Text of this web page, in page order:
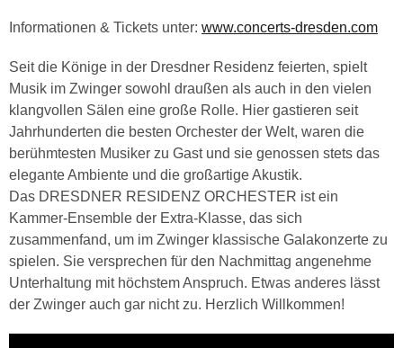
Informationen & Tickets unter: www.concerts-dresden.com
Seit die Könige in der Dresdner Residenz feierten, spielt
Musik im Zwinger sowohl draußen als auch in den vielen
klangvollen Sälen eine große Rolle. Hier gastieren seit
Jahrhunderten die besten Orchester der Welt, waren die
berühmtesten Musiker zu Gast und sie genossen stets das
elegante Ambiente und die großartige Akustik.
Das DRESDNER RESIDENZ ORCHESTER ist ein
Kammer-Ensemble der Extra-Klasse, das sich
zusammenfand, um im Zwinger klassische Galakonzerte zu
spielen. Sie versprechen für den Nachmittag angenehme
Unterhaltung mit höchstem Anspruch. Etwas anderes lässt
der Zwinger auch gar nicht zu. Herzlich Willkommen!